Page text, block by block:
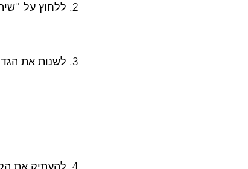
2. ללחוץ על "שיתוף" (Share)
3. לשנות את הגדרות הקישור ל"כל מי שיש לו את הקישור" (Anyone with the link)